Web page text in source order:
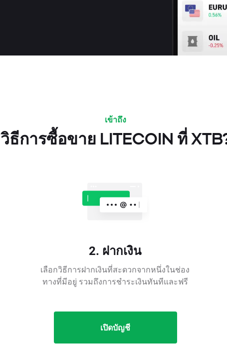
เข้าถึง
วิธีการซื้อขาย LITECOIN ที่
2. ฝากเงิน
เลือกวิธีการฝากเงินที่สะดวกจากหนึ่งในช่อง
ทางที่มีอยู่ รวมถึงการชำระเงินทันทีและฟรี
เปิดบัญชี